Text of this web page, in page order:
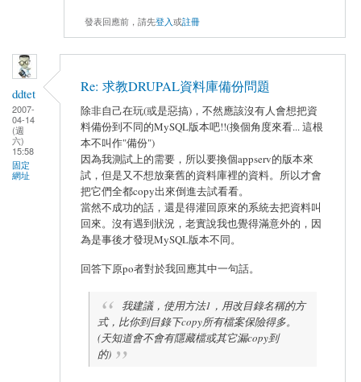
發表回應前，請先登入或註冊
ddtet
2007-
04-14
(週
六)
15:58
固定
網址
Re: 求教DRUPAL資料庫備份問題
除非自己在玩(或是惡搞)，不然應該沒有人會想把資
料備份到不同的MySQL版本吧!!(換個角度來看... 這根
本不叫作"備份")
因為我測試上的需要，所以要換個appserv的版本來
試，但是又不想放棄舊的資料庫裡的資料。所以才會
把它們全都copy出來倒進去試看看。
當然不成功的話，還是得灌回原來的系統去把資料叫
回來。沒有遇到狀況，老實說我也覺得滿意外的，因
為是事後才發現MySQL版本不同。
回答下原po者對於我回應其中一句話。
我建議，使用方法1，用改目錄名稱的方
式，比你到目錄下copy所有檔案保險得多。
(天知道會不會有隱藏檔或其它漏copy到
的)